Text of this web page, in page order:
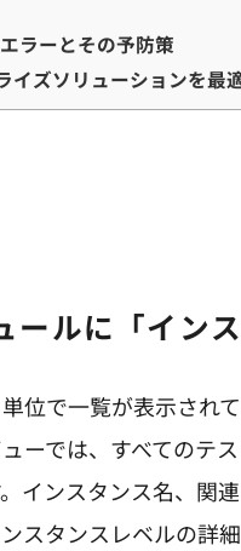
ラーとその予防策
イズソリューションを最
ールに「イン
位で一覧が表示され
ーでは、すべてのテ
インスタンス名、関
スタンスレベルの詳